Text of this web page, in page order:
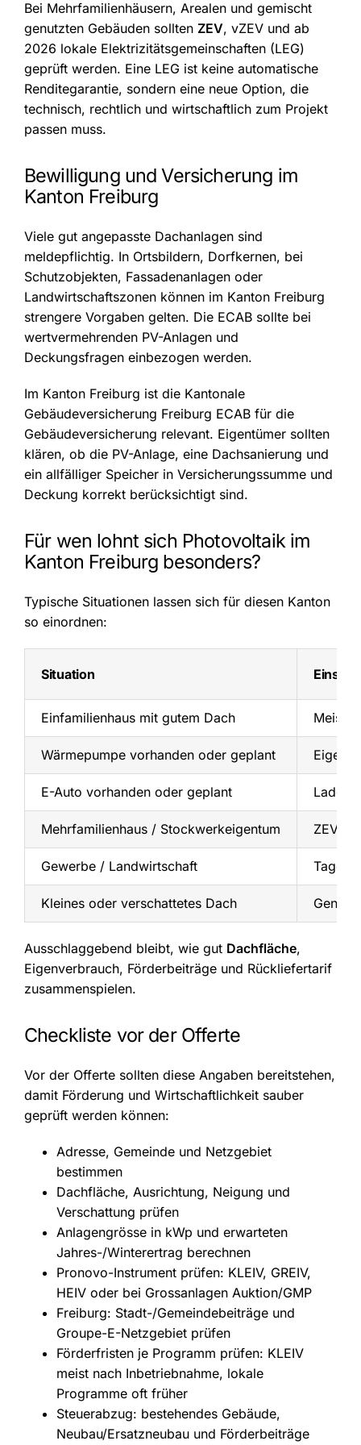
Bei Mehrfamilienhäusern, Arealen und gemischt
genutzten Gebäuden sollten ZEV, vZEV und ab
2026 lokale Elektrizitätsgemeinschaften (LEG)
geprüft werden. Eine LEG ist keine automatische
Renditegarantie, sondern eine neue Option, die
technisch, rechtlich und wirtschaftlich zum Projekt
passen muss.
Bewilligung und Versicherung im
Kanton Freiburg
Viele gut angepasste Dachanlagen sind
meldepflichtig. In Ortsbildern, Dorfkernen, bei
Schutzobjekten, Fassadenanlagen oder
Landwirtschaftszonen können im Kanton Freiburg
strengere Vorgaben gelten. Die ECAB sollte bei
wertvermehrenden PV-Anlagen und
Deckungsfragen einbezogen werden.
Im Kanton Freiburg ist die Kantonale
Gebäudeversicherung Freiburg ECAB für die
Gebäudeversicherung relevant. Eigentümer sollten
klären, ob die PV-Anlage, eine Dachsanierung und
ein allfälliger Speicher in Versicherungssumme und
Deckung korrekt berücksichtigt sind.
Für wen lohnt sich Photovoltaik im
Kanton Freiburg besonders?
Typische Situationen lassen sich für diesen Kanton
so einordnen:
Situation
Einfamilienhaus mit gutem Dach Meist
Wärmepumpe vorhanden oder geplant
E-Auto vorhanden oder geplant
Mehrfamilienhaus / Stockwerkeigentum ZEV,
Gewerbe / Landwirtschaft
Kleines oder verschattetes Dach Genau
Ausschlaggebend bleibt, wie gut Dachfläche,
Eigenverbrauch, Förderbeiträge und Rückliefertarif
zusammenspielen.
Checkliste vor der Offerte
Vor der Offerte sollten diese Angaben bereitstehen,
damit Förderung und Wirtschaftlichkeit sauber
geprüft werden können:
Adresse, Gemeinde und Netzgebiet
bestimmen
Dachfläche, Ausrichtung, Neigung und
Verschattung prüfen
Anlagengrösse in kWp und erwarteten
Jahres-/Winterertrag berechnen
Pronovo-Instrument prüfen: KLEIV, GREIV,
HEIV oder bei Grossanlagen Auktion/GMP
Freiburg: Stadt-/Gemeindebeiträge und
Groupe-E-Netzgebiet prüfen
Förderfristen je Programm prüfen: KLEIV
meist nach Inbetriebnahme, lokale
Programme oft früher
Steuerabzug: bestehendes Gebäude,
Neubau/Ersatzneubau und Förderbeiträge